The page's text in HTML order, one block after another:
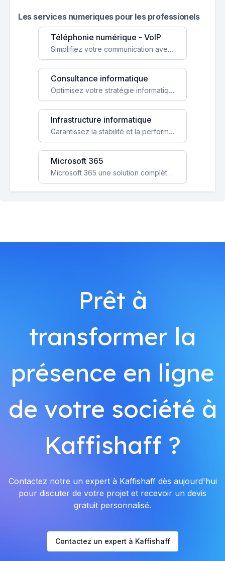
Les services numeriques pour les professionels
Téléphonie numérique - VoIP
Simplifiez votre communication avec une solution VoIP flexible, économique et adaptée à vos besoins professionnels.
Consultance informatique
Optimisez votre stratégie informatique avec l'expertise de nos consultants pour améliorer votre efficacité et sécurité.
Infrastructure informatique
Garantissez la stabilité et la performance de votre entreprise avec une infrastructure IT sécurisée et évolutive.
Microsoft 365
Microsoft 365 une solution complète qui booste votre productivité, renforce la sécurité de vos données et facilite la collaboration.
Prêt à
transformer la
présence en ligne
de votre société à
Kaffishaff ?
Contactez notre un expert à Kaffishaff dès aujourd'hui
pour discuter de votre projet et recevoir un devis
gratuit personnalisé.
Contactez un expert à Kaffishaff